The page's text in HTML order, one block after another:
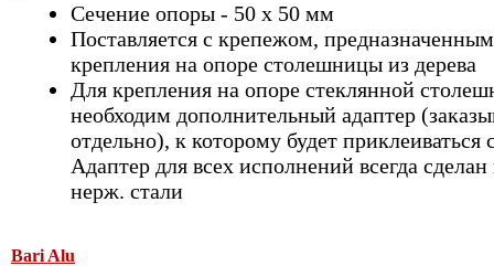
Сечение опоры - 50 х 50 мм
Поставляется с крепежом,
крепления на опоре столешницы из дерева
Для крепления на опоре стеклянной
необходим дополнительный адаптер
отдельно), к которому будет приклеиваться
Адаптер для всех исполнений всегда сделан
нерж. стали
Bari Alu